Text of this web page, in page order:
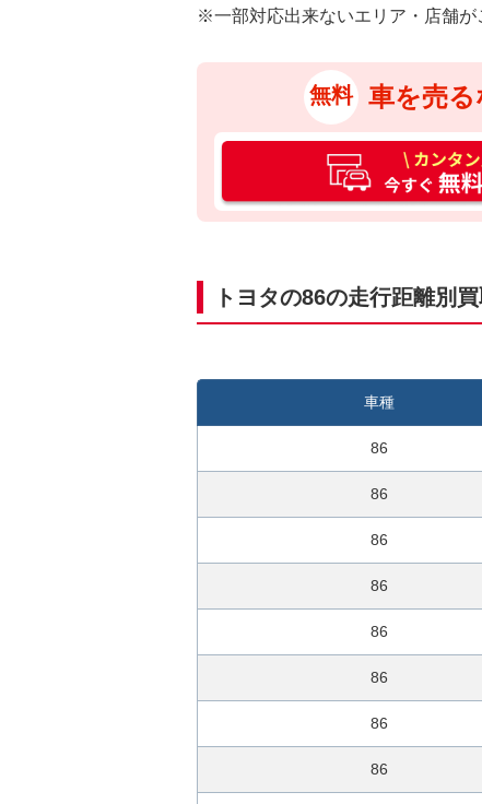
※一部対応出来ないエリア・店舗が
無料 車を売る
カ
タ
力
3
無
査
トヨタの86の走行距離別
車種
86
86
86
86
86
86
86
86